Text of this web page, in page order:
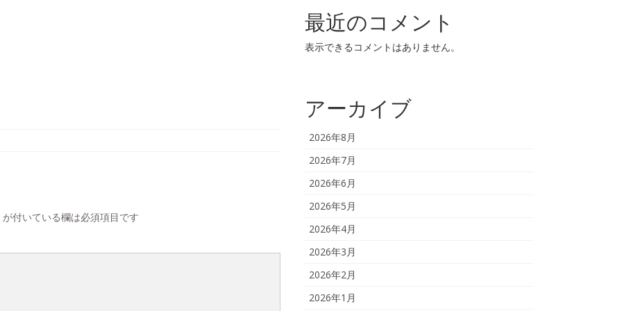
が付いている欄は必須項目です
最近のコメント
表示できるコメントはありません。
アーカイブ
2026年8月
2026年7月
2026年6月
2026年5月
2026年4月
2026年3月
2026年2月
2026年1月